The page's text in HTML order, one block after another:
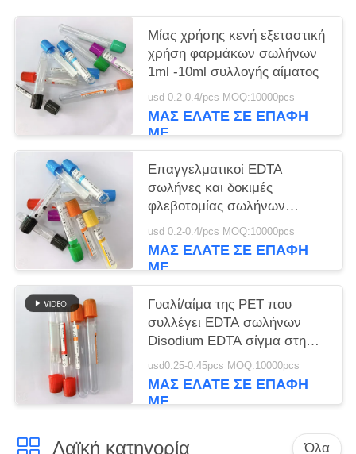
Μίας χρήσης κενή εξεταστική
χρήση φαρμάκων σωλήνων
1ml -10ml συλλογής αίματος
usd 0.2-0.4/pcs MOQ:10000pcs
ΜΑΣ ΕΛΆΤΕ ΣΕ ΕΠΑΦΉ
ΜΕ
Επαγγελματικοί EDTA
σωλήνες και δοκιμές
φλεβοτομίας σωλήνων
συλλογής αίματος
usd 0.2-0.4/pcs MOQ:10000pcs
ΜΑΣ ΕΛΆΤΕ ΣΕ ΕΠΑΦΉ
ΜΕ
Γυαλί/αίμα της PET που
συλλέγει EDTA σωλήνων
Disodium EDTA σίγμα στη
φροντίδα δέρματος
usd0.25-0.45pcs MOQ:10000pcs
ΜΑΣ ΕΛΆΤΕ ΣΕ ΕΠΑΦΉ
ΜΕ
Λαϊκή κατηγορία Όλα